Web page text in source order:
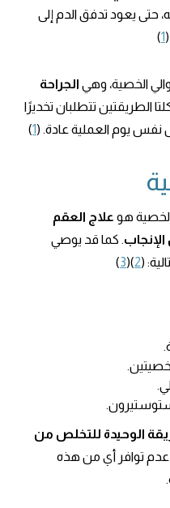
حتى يعود تدفق الدم إلى
1
)
الخصية، وهي الجراحة
الطريقتين تتطلبان تخديرًا
نفس يوم العملية عادة. (1
)
هو علاج العقم
. كما قد يوصي
(
2
)(
3
)
الوحيدة للتخلص من
توافر أي من هذه